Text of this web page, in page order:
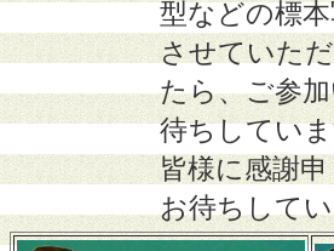
型などの標
させていた
たら、ご参
待ちしてい
皆様に感謝
お待ちして